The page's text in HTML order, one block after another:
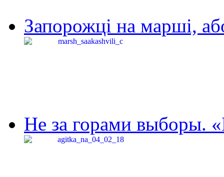
Запорожці на марші,
Не за горами выборы.